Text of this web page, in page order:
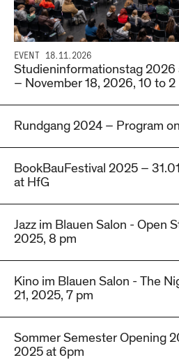
EVENT 18.11.2026
Studieninformationstag 2026
– November 18, 2026, 10 to 2
Rundgang 2024 – Program
BookBauFestival 2025 –
at HfG
Jazz im Blauen Salon - Open
2025, 8 pm
Kino im Blauen Salon - The
21, 2025, 7 pm
Sommer Semester Opening
2025 at 6pm